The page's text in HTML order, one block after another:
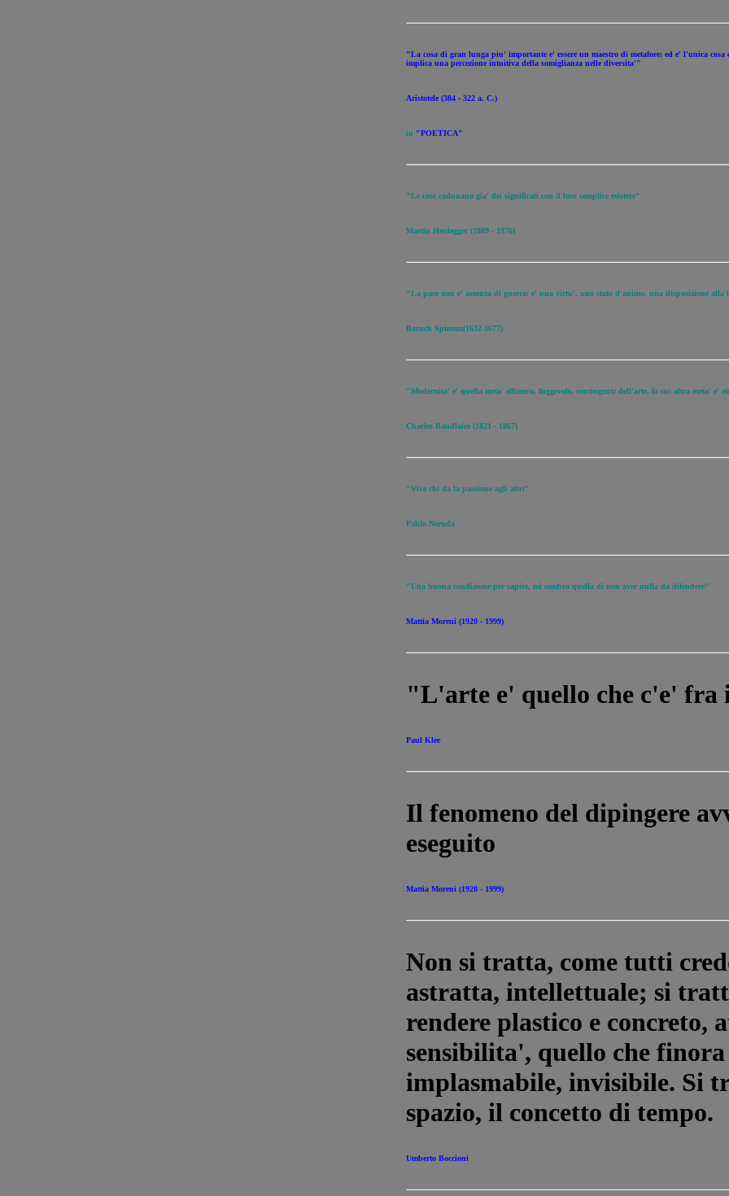
"La cosa di gran lunga piu' importante e' essere un maestro di metafore; ed e' l'unica
implica una percezione intuitiva della somiglianza nelle diversita'"
Aristotele (384 - 322 a. C.)
in "POETICA"
"Le cose radunano gia' dei significati con il loro semplice esistere"
Martin Heidegger (1889 - 1976)
"La pace non e' assenza di guerra: e' una virtu', uno stato d'animo, una disposizione alla
Baruch Spinoza(1632-1677)
"Modernita' e' quella meta' effimera, fuggevole, contingente dell'arte, la cui altra meta' e'
Charles Baudlaire (1821 - 1867)
"Vive chi da la passione agli altri"
Pablo Neruda
"Una buona condizione per capire, mi sembra quella di non aver nulla da difendere"
Mattia Moreni (1920 - 1999)
"L'arte e' quello che c'e' fra
Paul Klee
Il fenomeno del dipingere
eseguito
Mattia Moreni (1920 - 1999)
Non si tratta, come tutti
astratta, intellettuale; si
rendere plastico e
sensibilita', quello che
implasmabile, invisibile. Si
spazio, il concetto di tempo.
Umberto Boccioni